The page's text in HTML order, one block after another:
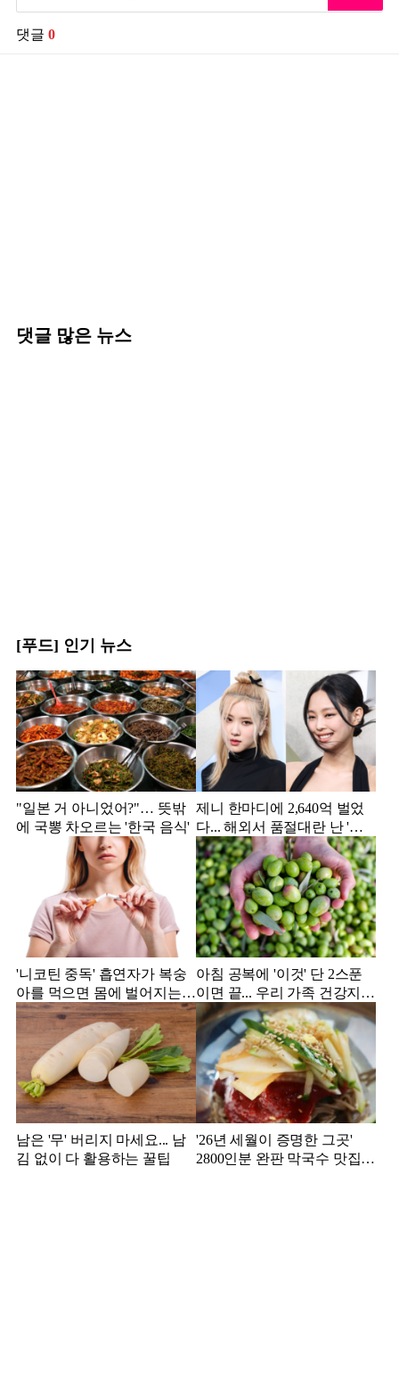
댓글 0
댓글 많은 뉴스
[푸드] 인기 뉴스
"일본 거 아니었어?"… 뜻밖
에 국뽕 차오르는 '한국 음식'
제니 한마디에 2,640억 벌었
다... 해외서 품절대란 난 '한
국 과자'
'니코틴 중독' 흡연자가 복숭
아를 먹으면 몸에 벌어지는
일
아침 공복에 '이것' 단 2스푼
이면 끝... 우리 가족 건강지킴
이는?
남은 '무' 버리지 마세요... 남
김 없이 다 활용하는 꿀팁
'26년 세월이 증명한 그곳'
2800인분 완판 막국수 맛집